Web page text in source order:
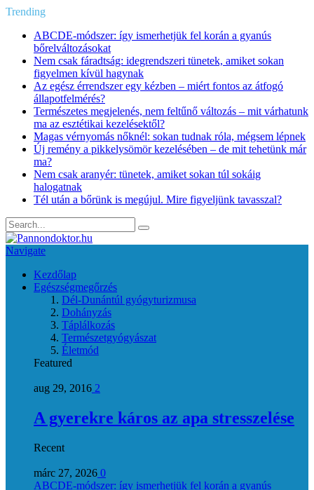
Trending
ABCDE‑módszer: így ismerhetjük fel korán a gyanús
bőrelváltozásokat
Nem csak fáradtság: idegrendszeri tünetek, amiket sokan
figyelmen kívül hagynak
Az egész érrendszer egy kézben – miért fontos az átfogó
állapotfelmérés?
Természetes megjelenés, nem feltűnő változás – mit várhatunk
ma az esztétikai kezelésektől?
Magas vérnyomás nőknél: sokan tudnak róla, mégsem lépnek
Új remény a pikkelysömör kezelésében – de mit tehetünk már
ma?
Nem csak aranyér: tünetek, amiket sokan túl sokáig
halogatnak
Tél után a bőrünk is megújul. Mire figyeljünk tavasszal?
Navigate
Kezdőlap
Egészségmegőrzés
Dél-Dunántúl gyógyturizmusa
Dohányzás
Táplálkozás
Természetgyógyászat
Életmód
Featured
aug 29, 2016 2
A gyerekre káros az apa stresszelése
Recent
márc 27, 2026 0
ABCDE‑módszer: így ismerhetjük fel korán a gyanús